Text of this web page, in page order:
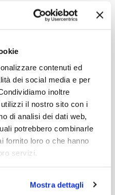
contenuti ed
dei social media e per
inoltre
il nostro sito con i
di analisi dei dati web,
potrebbero combinarle
fornito loro o che hanno
servizi.
Mostra dettagli